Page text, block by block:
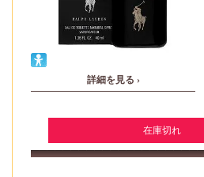
詳細を見る ›
在庫切れ